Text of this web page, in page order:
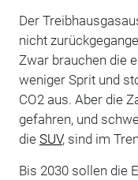
Der
nicht
Zwar brauchen die
weniger Sprit und
CO2 aus. Aber die
gefahren, und
die SUV, sind im
Bis 2030 sollen die